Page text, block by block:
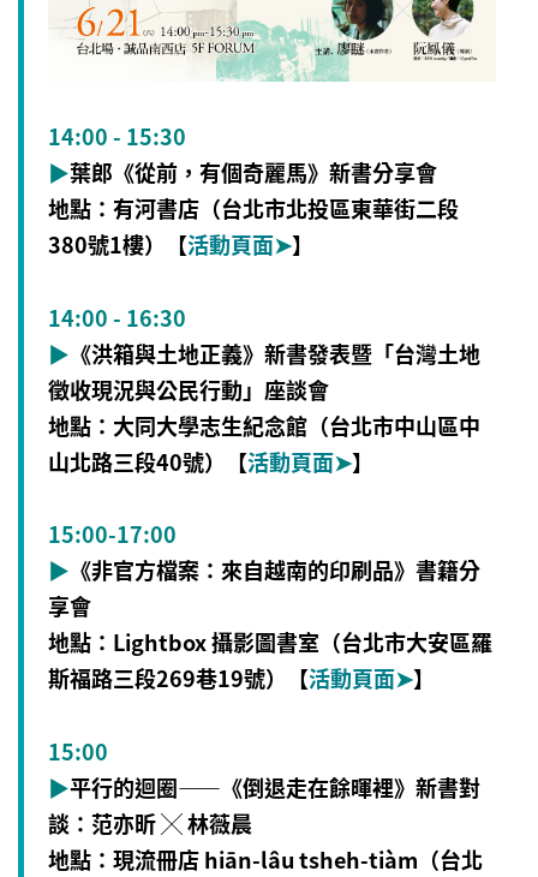
14:00 - 15:30
▶葉郎《從前，有個奇麗馬》新書分享會
地點：有河書店（台北市北投區東華街二段
380號1樓）【活動頁面➤】
14:00 - 16:30
▶ 《洪箱與土地正義》新書發表暨「台灣土地
徵收現況與公民行動」座談會
地點：大同大學志生紀念館（台北市中山區中
山北路三段40號）【活動頁面➤】
15:00-17:00
▶ 《非官方檔案：來自越南的印刷品》書籍分
享會
地點：Lightbox 攝影圖書室（台北市大安區羅
斯福路三段269巷19號）【活動頁面➤】
15:00
▶平行的迴圈——《倒退走在餘暉裡》新書對
談：范亦昕 ╳ 林薇晨
地點：現流冊店 hiān-lâu tsheh-tiàm（台北